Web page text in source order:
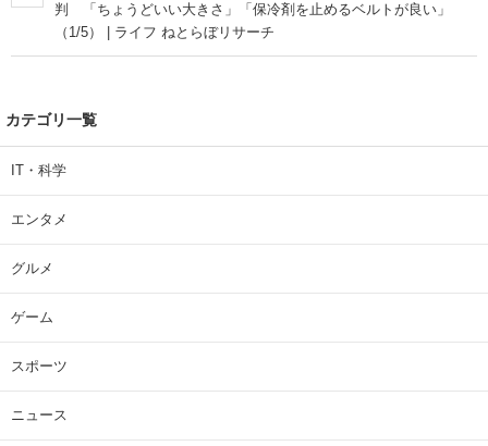
判 「ちょうどいい大きさ」「保冷剤を止めるベルトが良い」
（1/5） | ライフ ねとらぼリサーチ
カテゴリ一覧
IT・科学
エンタメ
グルメ
ゲーム
スポーツ
ニュース